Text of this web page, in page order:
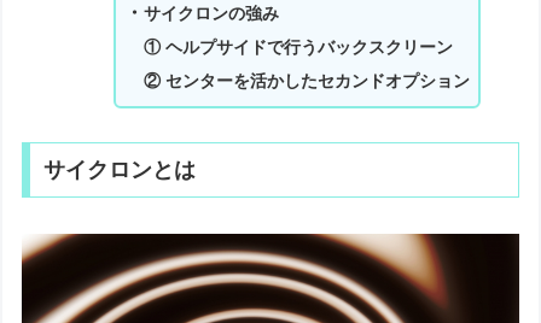
・サイクロンの強み
① ヘルプサイドで行うバックスクリーン
② センターを活かしたセカンドオプション
サイクロンとは